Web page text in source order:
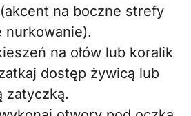
na boczne strefy
nurkowanie).
na ołów lub koralik
dostęp żywicą lub
zatyczką.